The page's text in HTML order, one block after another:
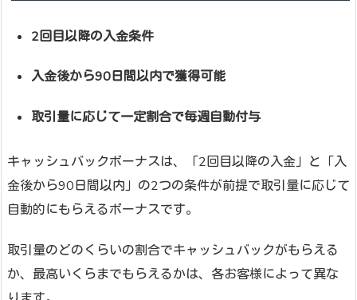
2回目以降の入金条件
入金後から90日間以内で獲得可能
取引量に応じて一定割合で毎週自動付与
キャッシュバックボーナスは、「2回目以降の入金」と「入
金後から90日間以内」の2つの条件が前提で取引量に応じて
自動的にもらえるボーナスです。
取引量のどのくらいの割合でキャッシュバックがもらえる
か、最高いくらまでもらえるかは、各お客様によって異な